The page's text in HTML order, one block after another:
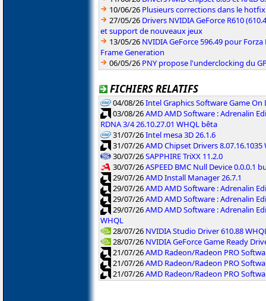
10/06/26 Plusieurs corrections dans le hotfix
27/05/26 Drivers NVIDIA GeForce R610
et support de nouveaux jeux
13/05/26 NVIDIA GeForce 596.49 pour
Frame Generation
06/05/26 PNY propose l'underclocking du
FICHIERS RELATIFS
04/08/26Intel Graphics Software Game On
03/08/26AMD AMD Software : Adrenalin
RDNA 3/4 26.10.27.01 WHQL bêta
31/07/26Intel mesa 3D 26.1.6
31/07/26AMD Chipset Drivers 8.07.16.1035
30/07/26SAPPHIRE TriXX 11.2.0
30/07/26ASPEED BMC Null Device 0.0.0.1
29/07/26AMD Install Manager 26.7.1
29/07/26AMD AMD Software : Adrenalin
29/07/26AMD AMD Software : Adrenalin
29/07/26AMD AMD Software : Adrenalin
WHQL
28/07/26 NVIDIA Studio Driver 610.88
28/07/26 NVIDIA GeForce Game Ready
21/07/26AMD Radeon/Radeon PRO
21/07/26AMD Radeon/Radeon PRO
21/07/26AMD Radeon/Radeon PRO